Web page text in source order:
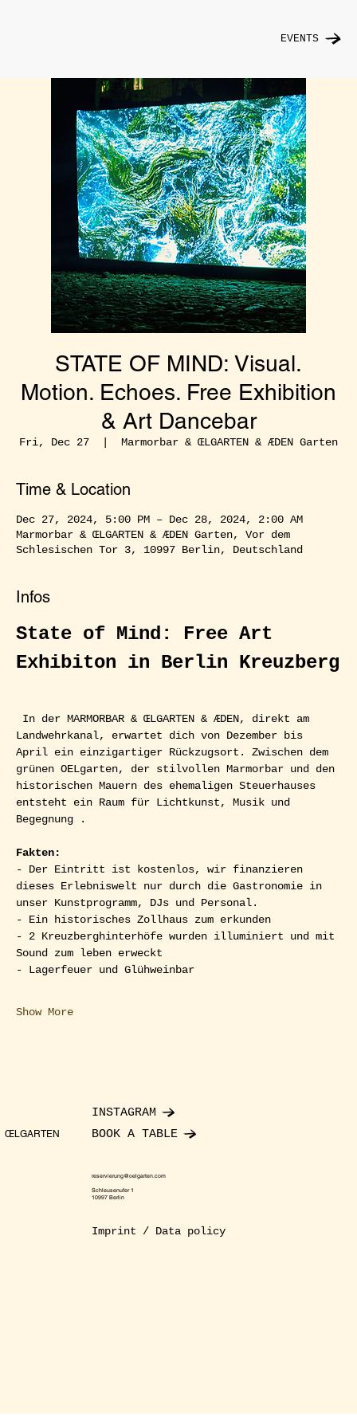
EVENTS
STATE OF MIND: Visual.
Motion. Echoes. Free Exhibition
& Art Dancebar
Fri, Dec 27
  |
Marmorbar & ŒLGARTEN & ÆDEN Garten
Time & Location
Dec 27, 2024, 5:00 PM – Dec 28, 2024, 2:00 AM
Marmorbar & ŒLGARTEN & ÆDEN Garten, Vor dem
Schlesischen Tor 3, 10997 Berlin, Deutschland
Infos
State of Mind: Free Art
Exhibiton in Berlin Kreuzberg
Landwehrkanal, erwartet dich von Dezember bis
April ein einzigartiger Rückzugsort. Zwischen dem
grünen OELgarten, der stilvollen Marmorbar und den
historischen Mauern des ehemaligen Steuerhauses
entsteht ein Raum für Lichtkunst, Musik und
Begegnung .
Fakten:
- Der Eintritt ist kostenlos, wir finanzieren
dieses Erlebniswelt nur durch die Gastronomie in
unser Kunstprogramm, DJs und Personal.
- Ein historisches Zollhaus zum erkunden
- 2 Kreuzberghinterhöfe wurden illuminiert und mit
Sound zum leben erweckt
- Lagerfeuer und Glühweinbar
Show More
ŒLGARTEN
INSTAGRAM
BOOK A TABLE
reservierung@oelgarten.com
Schleusenufer 1
10997 Berlin
Imprint / Data policy